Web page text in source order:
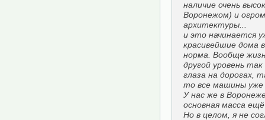
наличие очень
Воронежом) и
архитектуры...
и это начинается
красивейшие дома
норма. Вообще
другой уровень
глаза на дорогах,
то все машины уже
У нас же в
основная масса
Но в целом, я не